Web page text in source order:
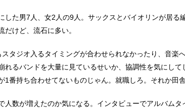
た男7人、女2人の9人。サックスとバイオリンが居る
だけど、流石に多い。
タジオ入るタイミングが合わせられなかったり、音楽
れるバンドを大量に見ているせいか、協調性を気にし
1番持ち合わせてないものじゃん。就職しろ。それか田舎
数が増えたのか気になる。インタビューでアルバムタ